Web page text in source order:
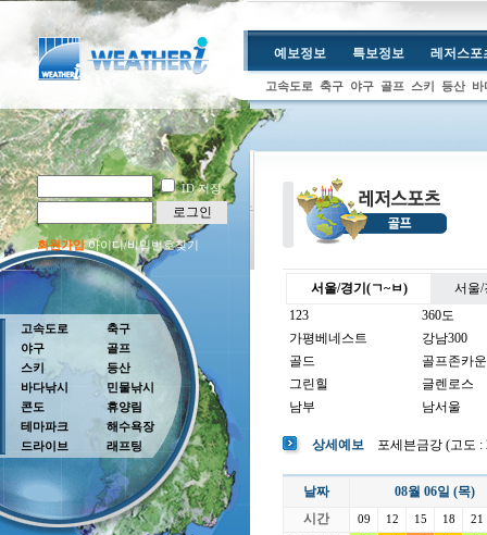
ID 저장
로그인
회원가입아이디/비밀번호찾기
예보정보 특보정보 레저스포
고속도로 축구 야구 골프 스키 등산 바
고속도로
야구
스키
바다낚시
콘도
테마파크
드라이브
축구
골프
등산
민물낚시
휴양림
해수욕장
래프팅
서울/경기(ㄱ~ㅂ)
서울/
123
360도
가평베네스트
강남300
골드
골프존카
그린힐
글렌로스
남부
남서울
뉴코리아
더반
더크로스비
더헤븐
라싸
락가든
로제비앙
루트52
상세예보 포세븐금강 (고도 :
날짜
08월 06일 (목)
시간
09 12 15 18 21